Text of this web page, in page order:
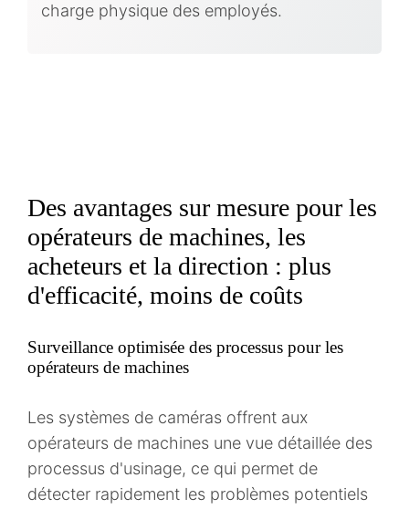
charge physique des employés.
Des avantages sur mesure pour les
opérateurs de machines, les
acheteurs et la direction : plus
d'efficacité, moins de coûts
Surveillance optimisée des processus pour les
opérateurs de machines
Les systèmes de caméras offrent aux
opérateurs de machines une vue détaillée des
processus d'usinage, ce qui permet de
détecter rapidement les problèmes potentiels